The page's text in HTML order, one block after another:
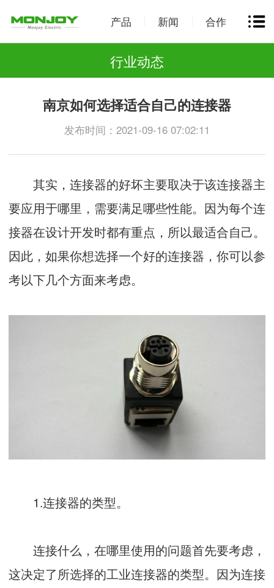
产品 新闻 合作
行业动态
南京如何选择适合自己的连接器
发布时间：2021-09-16 07:02:11
其实，连接器的好坏主要取决于该连接器主
要应用于哪里，需要满足哪些性能。因为每个连
接器在设计开发时都有重点，所以最适合自己。
因此，如果你想选择一个好的连接器，你可以参
考以下几个方面来考虑。
1.连接器的类型。
连接什么，在哪里使用的问题首先要考虑，
这决定了所选择的工业连接器的类型。因为连接